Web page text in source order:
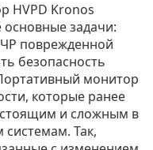
HVPD Kronos
задачи:
ЧР поврежденной
безопасность
монитор
которые ранее
и сложным в
Так,